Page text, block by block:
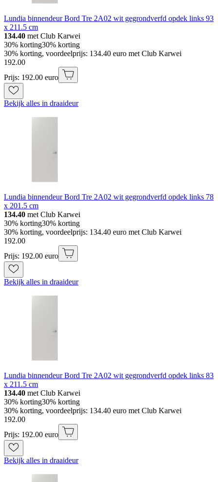
Lundia binnendeur Bord Tre 2A02 wit gegrondverfd opdek links 93
x 211.5 cm
134.40 met Club Karwei
30% korting30% korting
30% korting, voordeelprijs: 134.40 euro met Club Karwei
192.00
Prijs: 192.00 euro
Bekijk alles in draaideur
Lundia binnendeur Bord Tre 2A02 wit gegrondverfd opdek links 78
x 201.5 cm
134.40 met Club Karwei
30% korting30% korting
30% korting, voordeelprijs: 134.40 euro met Club Karwei
192.00
Prijs: 192.00 euro
Bekijk alles in draaideur
Lundia binnendeur Bord Tre 2A02 wit gegrondverfd opdek links 83
x 211.5 cm
134.40 met Club Karwei
30% korting30% korting
30% korting, voordeelprijs: 134.40 euro met Club Karwei
192.00
Prijs: 192.00 euro
Bekijk alles in draaideur